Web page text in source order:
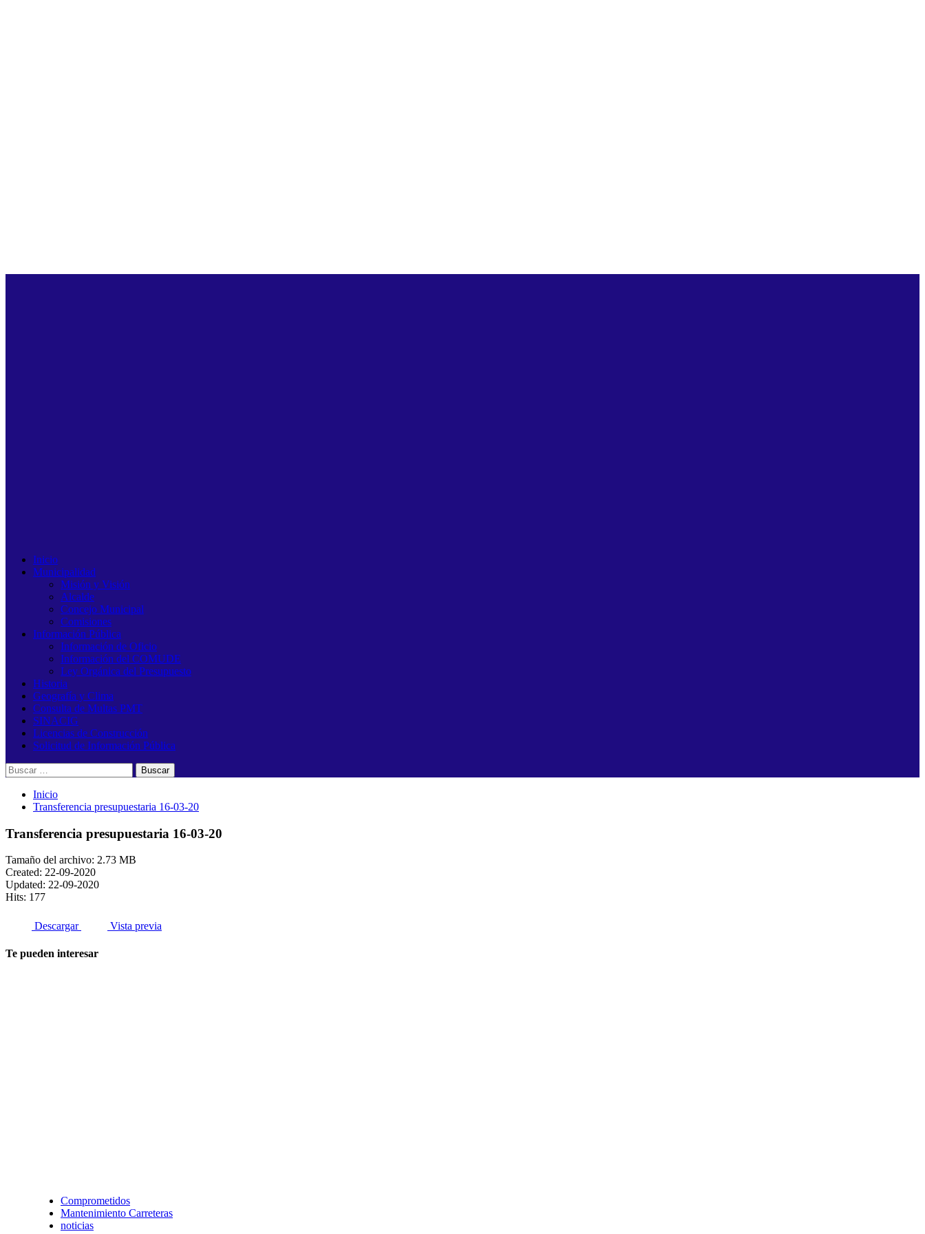
Inicio
Municipalidad
Misión y Visión
Alcalde
Concejo Municipal
Comisiones
Información Pública
Información de Oficio
Información del COMUDE
Ley Orgánica del Presupuesto
Historia
Geografía y Clima
Consulta de Multas PMT
SINACIG
Licencias de Construcción
Solicitud de Información Pública
Buscar:
Inicio
Transferencia presupuestaria 16-03-20
Transferencia presupuestaria 16-03-20
Tamaño del archivo: 2.73 MB
Created: 22-09-2020
Updated: 22-09-2020
Hits: 177
Descargar Vista previa
Te pueden interesar
Comprometidos
Mantenimiento Carreteras
noticias